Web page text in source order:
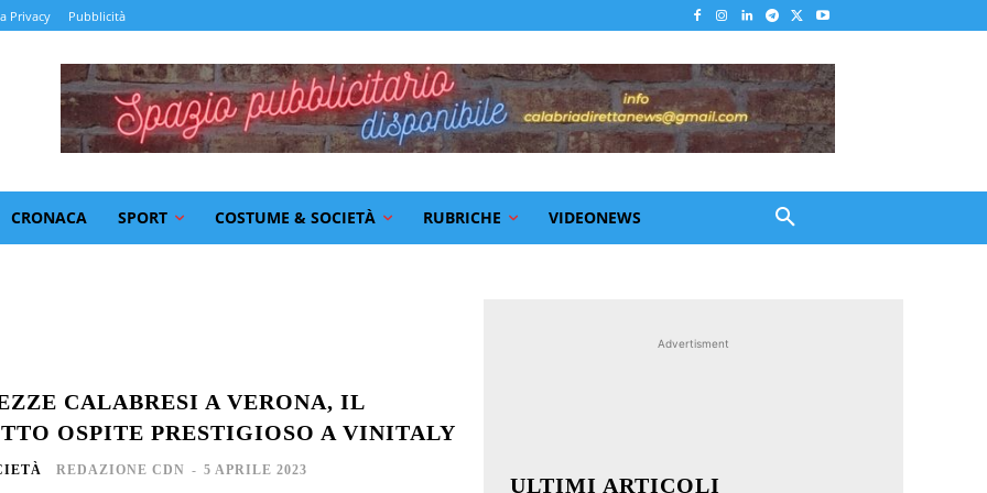
Privacy Pubblicità
CRONACA SPORT COSTUME & SOCIETÀ RUBRICHE VIDEONEWS
CALABRESI A VERONA, IL
OSPITE PRESTIGIOSO A VINITALY
REDAZIONE CDN - 5 APRILE 2023
Advertisment
ULTIMI ARTICOLI